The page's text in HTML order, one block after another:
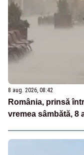
8 aug. 2026, 08:42
România, prinsă
vremea sâmbătă, 8